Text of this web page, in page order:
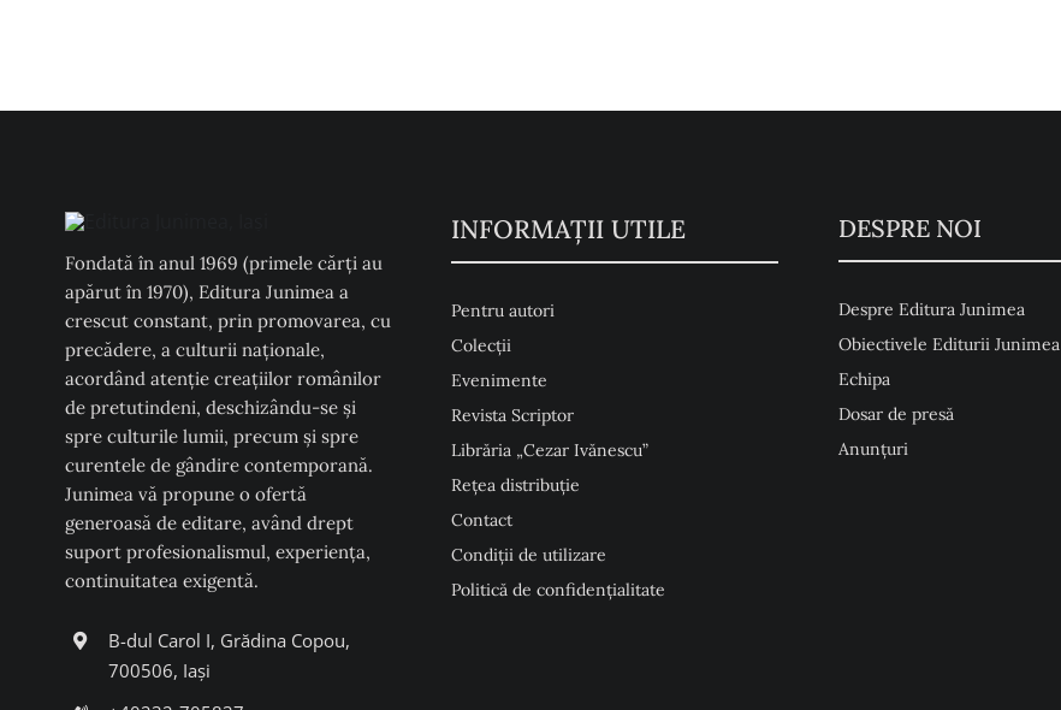
Fondată în anul 1969 (primele cărți au
apărut în 1970), Editura Junimea a
crescut constant, prin promovarea, cu
precădere, a culturii naţionale,
acordând atenţie creaţiilor românilor
de pretutindeni, deschizându-se şi
spre culturile lumii, precum şi spre
curentele de gândire contemporană.
Junimea vă propune o ofertă
generoasă de editare, având drept
suport profesionalismul, experiența,
continuitatea exigentă.
B-dul Carol I, Grădina Copou,
700506, Iași
INFORMAŢII UTILE
Pentru autori
Colecţii
Evenimente
Revista Scriptor
Librăria „Cezar Ivănescu”
Rețea distribuție
Contact
Condiţii de utilizare
Politică de confidențialitate
DESPRE NOI
Despre Editura Junimea
Obiectivele Editurii Junimea
Echipa
Dosar de presă
Anunţuri